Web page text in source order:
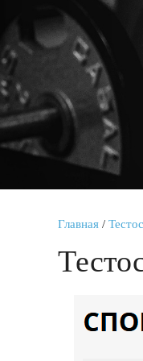
Главная /